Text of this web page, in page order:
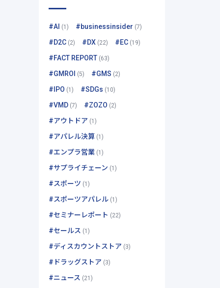
#AI (1) #businessinsider (7)
#D2C(2) #DX(22) #EC(19)
#FACT REPORT (63)
#GMROI (5) #GMS (2)
#IPO (1) #SDGs (10)
#VMD(7) #ZOZO (2)
#アウトドア (1)
#アパレル決算(1)
#エンプラ営業(1)
#サプライチェーン (1)
#スポーツ (1)
#スポーツアパレル(1)
#セミナーレポート (22)
#セールス (1)
#ディスカウントストア (3)
#ドラッグストア (3)
#ニュース (21)